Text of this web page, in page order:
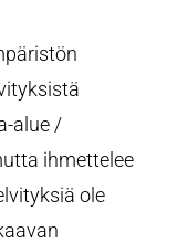
alue /
ihmettelee
ole